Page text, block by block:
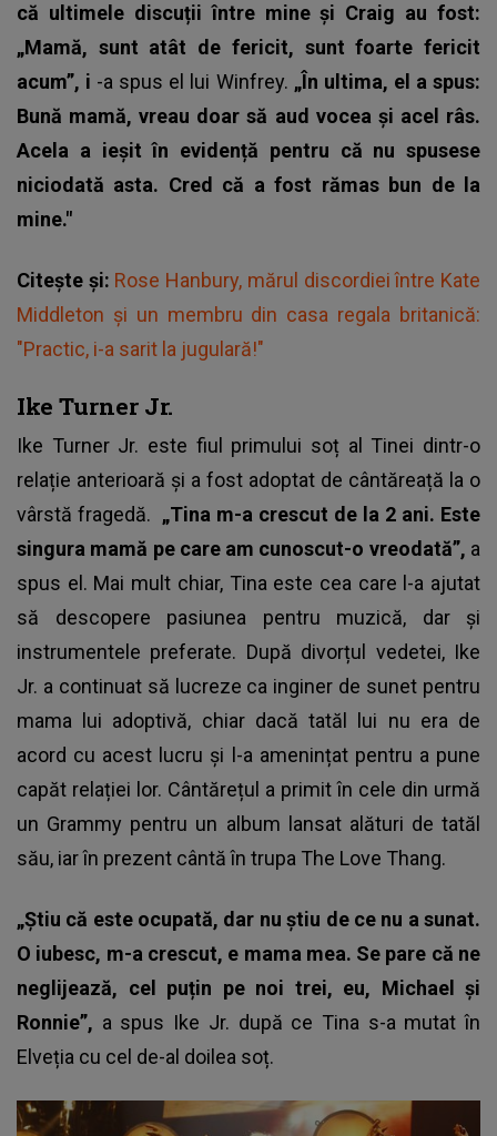
că ultimele discuții între mine și Craig au fost:
„Mamă, sunt atât de fericit, sunt foarte fericit
acum”, i -a spus el lui Winfrey. „În ultima, el a spus:
Bună mamă, vreau doar să aud vocea și acel râs.
Acela a ieșit în evidență pentru că nu spusese
niciodată asta. Cred că a fost rămas bun de la
mine."
Citește și: Rose Hanbury, mărul discordiei între Kate
Middleton și un membru din casa regala britanică:
"Practic, i-a sarit la jugulară!"
Ike Turner Jr.
Ike Turner Jr. este fiul primului soț al Tinei dintr-o
relație anterioară și a fost adoptat de cântăreață la o
vârstă fragedă. „Tina m-a crescut de la 2 ani. Este
singura mamă pe care am cunoscut-o vreodată”, a
spus el. Mai mult chiar, Tina este cea care l-a ajutat
să descopere pasiunea pentru muzică, dar și
instrumentele preferate. După divorțul vedetei, Ike
Jr. a continuat să lucreze ca inginer de sunet pentru
mama lui adoptivă, chiar dacă tatăl lui nu era de
acord cu acest lucru și l-a amenințat pentru a pune
capăt relației lor. Cântărețul a primit în cele din urmă
un Grammy pentru un album lansat alături de tatăl
său, iar în prezent cântă în trupa The Love Thang.
„Știu că este ocupată, dar nu știu de ce nu a sunat.
O iubesc, m-a crescut, e mama mea. Se pare că ne
neglijează, cel puțin pe noi trei, eu, Michael și
Ronnie”, a spus Ike Jr. după ce Tina s-a mutat în
Elveția cu cel de-al doilea soț.